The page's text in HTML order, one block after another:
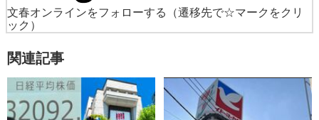
文春オンラインをフォローする
（遷移先で☆マークをクリ
ック）
関連記事